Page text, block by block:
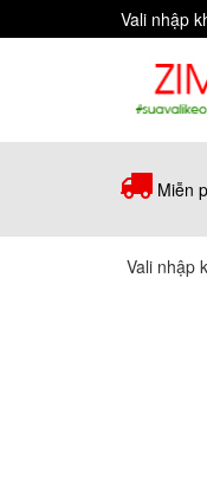
Vali nhập
Miễn
Vali nhập